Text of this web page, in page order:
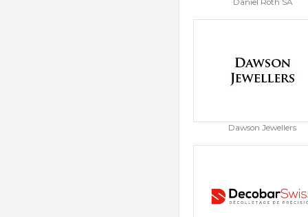
Daniel Roth SA
Dawson Jewellers